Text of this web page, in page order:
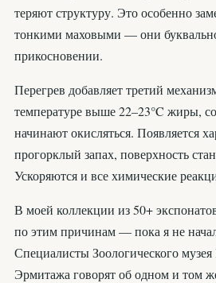
теряют структуру. Это особенно
тонкими маховыми — они
прикосновении.
Перегрев добавляет третий
температуре выше 22–23°C жиры,
начинают окисляться. Появляется
прогорклый запах, поверхность
Ускоряются и все химические
В моей коллекции из 50+
по этим причинам — пока я не
Специалисты Зоологического
Эрмитажа говорят об одном и том